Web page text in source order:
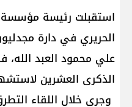
استقبلت رئيسة مؤسسة
الحريري في دارة
علي محمود العبد الله،
الذكرى العشرين
وجرى خلال اللقاء